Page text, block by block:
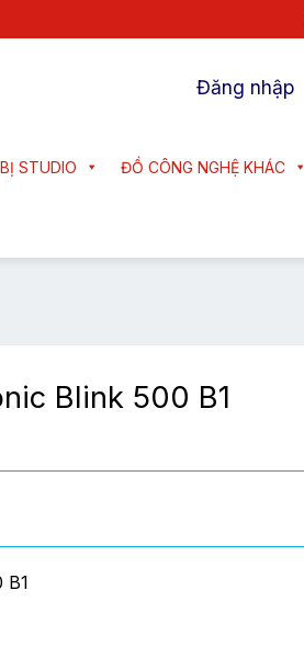
Đăng nhập
STUDIO ĐỒ CÔNG NGHỆ KHÁC
Blink 500 B1
B1